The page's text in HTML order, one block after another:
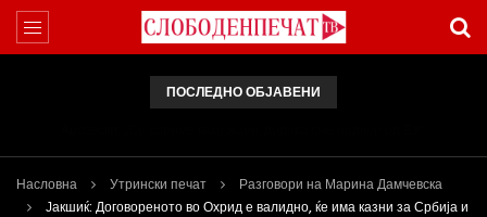
ПОСЛЕДНО ОБЈАВЕНИ
Насловна Утрински печат
Разговори на Марина Дамчевска
Јакшиќ: Договореното во Охрид е валидно, ќе има казни за Србија и